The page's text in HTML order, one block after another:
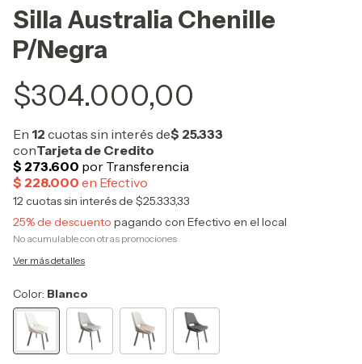
Silla Australia Chenille
P/Negra
$304.000,00
12cuotas sin interés de $25.333,33
25% de descuento pagando con Efectivo en el local
No acumulable con otras promociones
Ver más detalles
Color: Blanco